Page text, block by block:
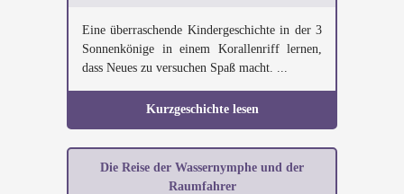
Eine überraschende Kindergeschichte in der 3
Sonnenkönige in einem Korallenriff lernen,
dass Neues zu versuchen Spaß macht. ...
Kurzgeschichte lesen
Die Reise der Wassernymphe und der
Raumfahrer